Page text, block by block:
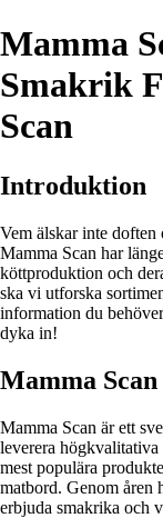
Mamma
Smakrik
Scan
Introduktion
Vem älskar inte doften
Mamma Scan har
köttproduktion och
ska vi utforska
information du
dyka in!
Mamma
Mamma Scan är ett
leverera
mest populära
matbord. Genom åren
erbjuda smakrika och